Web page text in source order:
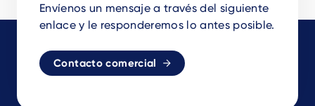
Envíenos un mensaje a través del siguiente
enlace y le responderemos lo antes posible.
Contacto comercial